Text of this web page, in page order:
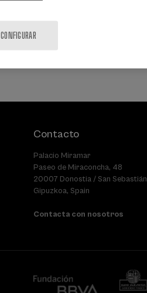
Contacto
Palacio Miramar
Paseo de Miraconcha, 48
20007 Donostia / San Sebastián
Gipuzkoa, Spain
Contacta con nosotros
CONFIGURAR